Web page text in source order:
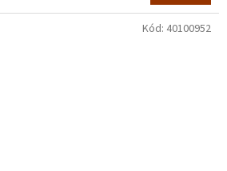
Kód: 40100952